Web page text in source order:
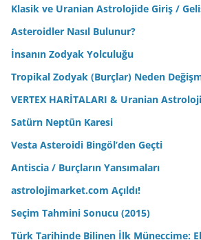
Klasik ve Uranian Astrolojide Giriş /
Asteroidler Nasıl Bulunur?
İnsanın Zodyak Yolculuğu
Tropikal Zodyak (Burçlar) Neden
VERTEX HARİTALARI & Uranian Astroloji
Satürn Neptün Karesi
Vesta Asteroidi Bingöl’den Geçti
Antiscia / Burçların Yansımaları
astrolojimarket.com Açıldı!
Seçim Tahmini Sonucu (2015)
Türk Tarihinde Bilinen İlk Müneccime: